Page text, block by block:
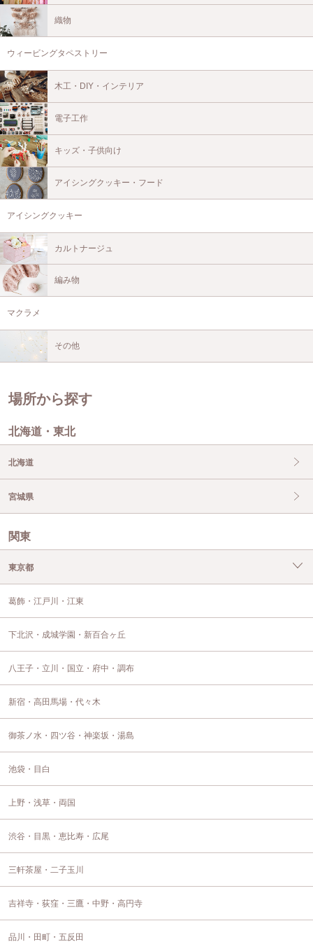
織物
ウィービングタペストリー
木工・DIY・インテリア
電子工作
キッズ・子供向け
アイシングクッキー・フード
アイシングクッキー
カルトナージュ
編み物
マクラメ
その他
場所から探す
北海道・東北
北海道
宮城県
関東
東京都
葛飾・江戸川・江東
下北沢・成城学園・新百合ヶ丘
八王子・立川・国立・府中・調布
新宿・高田馬場・代々木
御茶ノ水・四ツ谷・神楽坂・湯島
池袋・目白
上野・浅草・両国
渋谷・目黒・恵比寿・広尾
三軒茶屋・二子玉川
吉祥寺・荻窪・三鷹・中野・高円寺
品川・田町・五反田